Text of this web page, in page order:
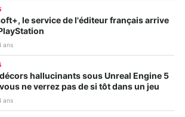
le service de l'éditeur français arrive
ans
décors hallucinants sous Unreal Engine 5
ne verrez pas de si tôt dans un jeu
ans